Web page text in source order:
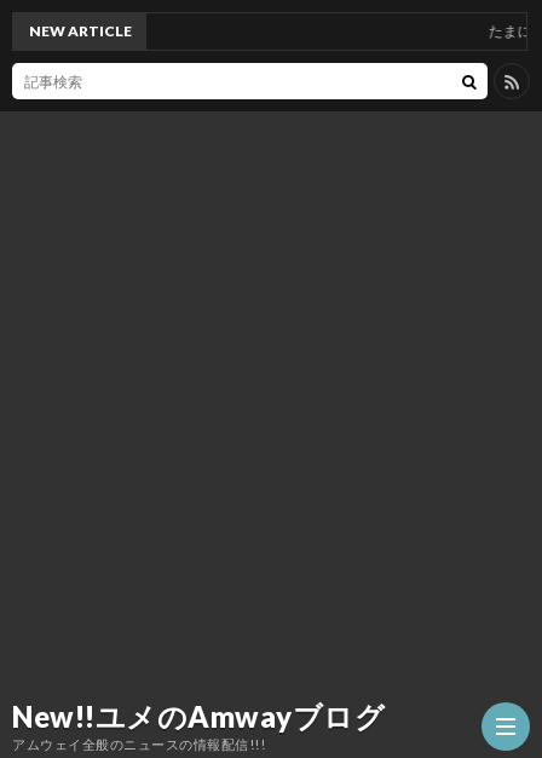
New!!ユメのAmwayブログ
アムウェイ全般のニュースの情報配信!!!
NEW ARTICLE たまには更新